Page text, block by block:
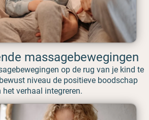
massagebewegingen
op de rug van je kind te
niveau de positieve boodschap
het verhaal integreren.